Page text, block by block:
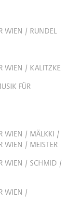
WIEN / RUNDEL
WIEN / KALITZKE
FÜR
WIEN / MÄLKKI /
WIEN / MEISTER
WIEN / SCHMID /
WIEN /